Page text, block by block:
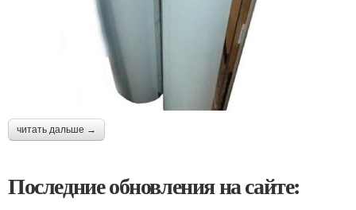
читать дальше →
Последние обновления на сайте: